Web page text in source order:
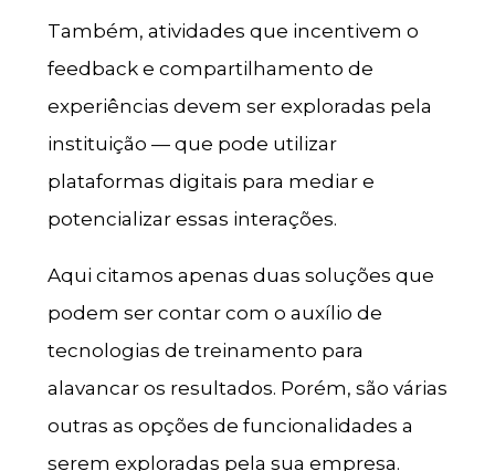
Também, atividades que incentivem o
feedback e compartilhamento de
experiências devem ser exploradas pela
instituição — que pode utilizar
plataformas digitais para mediar e
potencializar essas interações.
Aqui citamos apenas duas soluções que
podem ser contar com o auxílio de
tecnologias de treinamento para
alavancar os resultados. Porém, são várias
outras as opções de funcionalidades a
serem exploradas pela sua empresa.